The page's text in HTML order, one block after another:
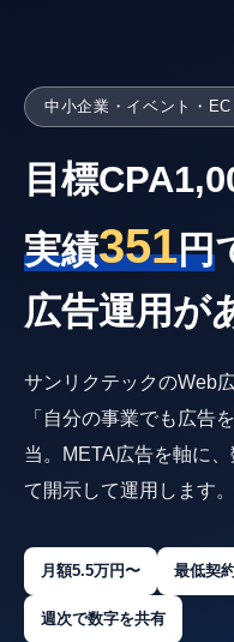
中小企業・イベント・
目標
実績351円
広告運用が
サンリクテックのWeb
「自分の事業でも広告
当。META広告を軸に
て開示して運用します。
月額5.5万円〜 最低契
週次で数字を共有